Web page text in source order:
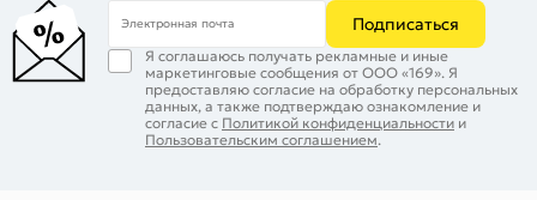
Электронная почта Подписаться
Я соглашаюсь получать рекламные и иные
маркетинговые сообщения от ООО «169». Я
предоставляю согласие на обработку персональных
данных, а также подтверждаю ознакомление и
согласие с Политикой конфиденциальности и
Пользовательским соглашением.